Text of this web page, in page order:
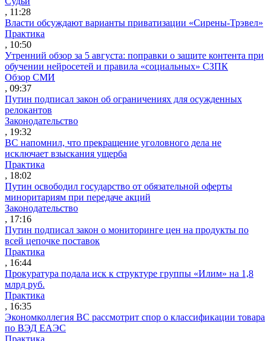
, 11:28
Власти обсуждают варианты приватизации «Сирены-Трэвел»
Практика
, 10:50
Утренний обзор за 5 августа: поправки о защите контента при
обучении нейросетей и правила «социальных» СЗПК
Обзор СМИ
, 09:37
Путин подписал закон об ограничениях для осужденных
релокантов
Законодательство
, 19:32
ВС напомнил, что прекращение уголовного дела не
исключает взыскания ущерба
Практика
, 18:02
Путин освободил государство от обязательной оферты
миноритариям при передаче акций
Законодательство
, 17:16
Путин подписал закон о мониторинге цен на продукты по
всей цепочке поставок
Практика
, 16:44
Прокуратура подала иск к структуре группы «Илим» на 1,8
млрд руб.
Практика
, 16:35
Экономколлегия ВС рассмотрит спор о классификации товара
по ВЭД ЕАЭС
Практика